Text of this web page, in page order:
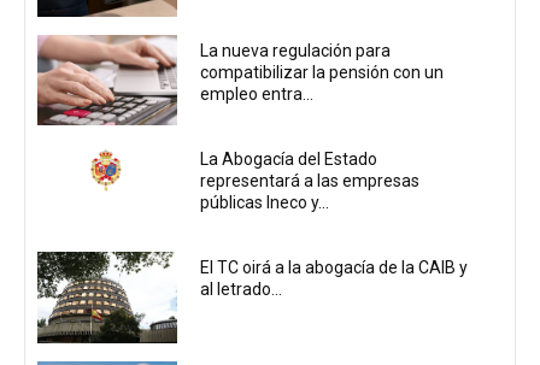
La nueva regulación para
compatibilizar la pensión con un
empleo entra...
La Abogacía del Estado
representará a las empresas
públicas Ineco y...
El TC oirá a la abogacía de la CAIB y
al letrado...